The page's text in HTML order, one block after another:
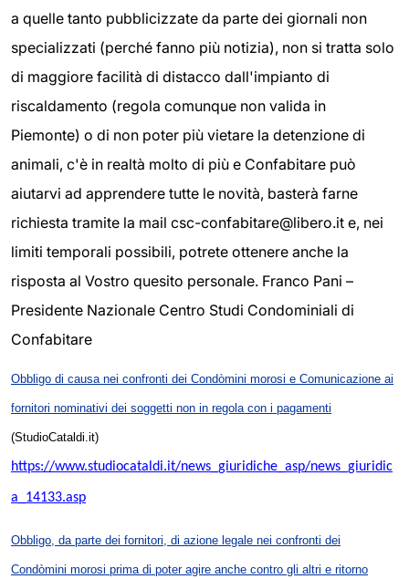
a quelle tanto pubblicizzate da parte dei giornali non
specializzati (perché fanno più notizia), non si tratta solo
di maggiore facilità di distacco dall'impianto di
riscaldamento (regola comunque non valida in
Piemonte) o di non poter più vietare la detenzione di
animali, c'è in realtà molto di più e Confabitare può
aiutarvi ad apprendere tutte le novità, basterà farne
richiesta tramite la mail csc-confabitare@libero.it e, nei
limiti temporali possibili, potrete ottenere anche la
risposta al Vostro quesito personale. Franco Pani –
Presidente Nazionale Centro Studi Condominiali di
Confabitare
Obbligo di causa nei confronti dei Condòmini morosi e Comunicazione ai
fornitori nominativi dei soggetti non in regola con i pagamenti
(StudioCataldi.it)
https://www.studiocataldi.it/news_giuridiche_asp/news_giuridic
a_14133.asp
Obbligo, da parte dei fornitori, di azione legale nei confronti dei
Condòmini morosi prima di poter agire anche contro gli altri e ritorno